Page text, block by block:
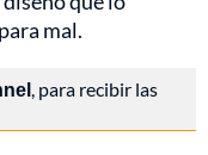
mal.
, para recibir las